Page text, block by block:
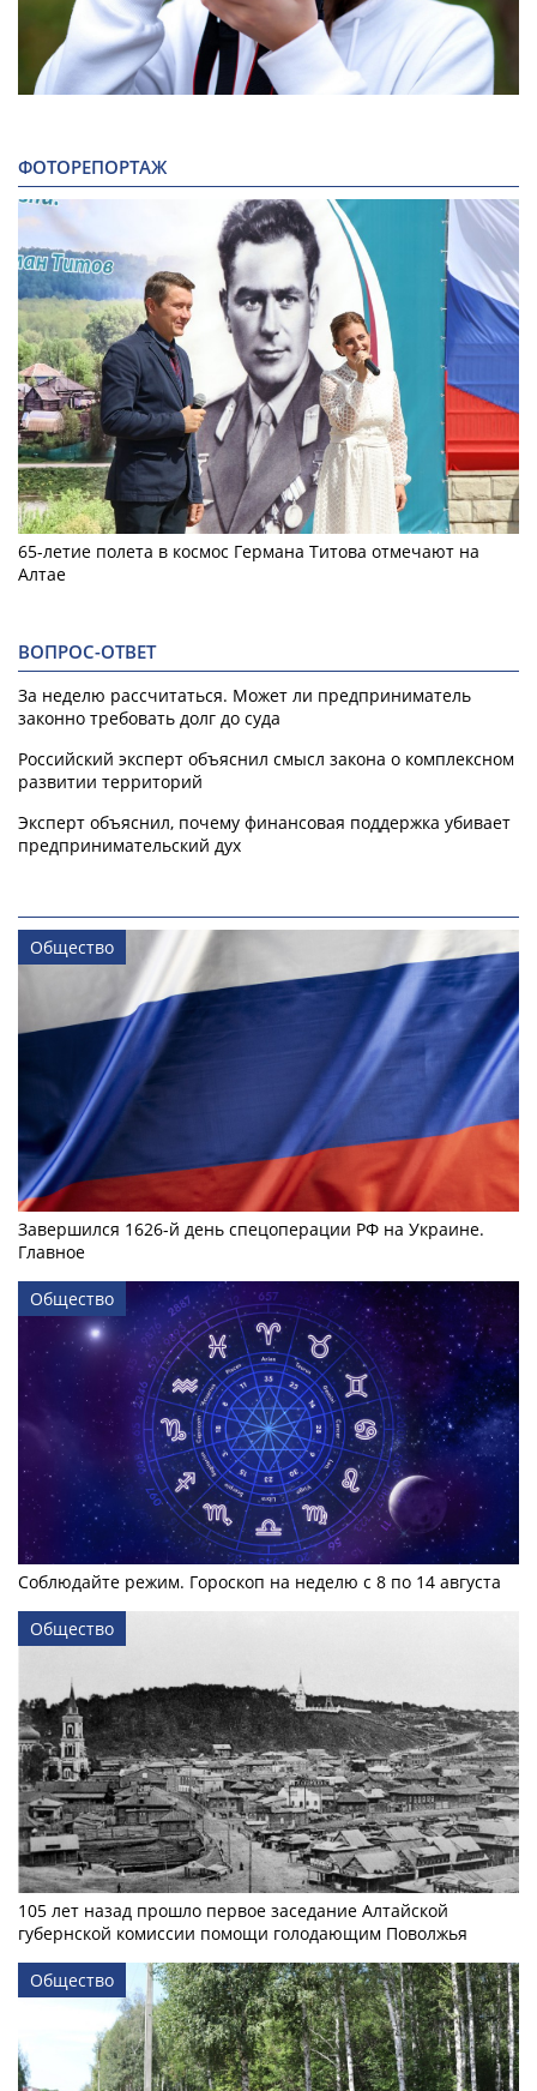
ФОТОРЕПОРТАЖ
65-летие полета в космос Германа Титова отмечают на
Алтае
ВОПРОС-ОТВЕТ
За неделю рассчитаться. Может ли предприниматель
законно требовать долг до суда
Российский эксперт объяснил смысл закона о комплексном
развитии территорий
Эксперт объяснил, почему финансовая поддержка убивает
предпринимательский дух
Общество
Завершился 1626-й день спецоперации РФ на Украине.
Главное
Общество
Соблюдайте режим. Гороскоп на неделю с 8 по 14 августа
Общество
105 лет назад прошло первое заседание Алтайской
губернской комиссии помощи голодающим Поволжья
Общество